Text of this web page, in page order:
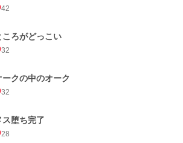
42
ころがどっこい
32
ークの中のオーク
32
ス堕ち完了
28